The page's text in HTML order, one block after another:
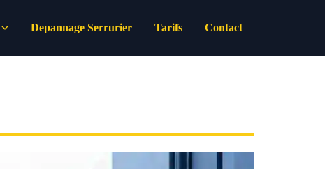
Depannage Serrurier Tarifs Contact